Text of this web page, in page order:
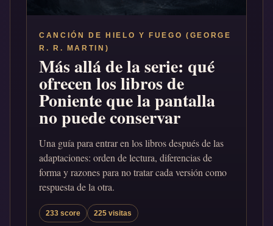
CANCIÓN DE HIELO Y FUEGO (GEORGE
R. R. MARTIN)
Más allá de la serie: qué
ofrecen los libros de
Poniente que la pantalla
no puede conservar
Una guía para entrar en los libros después de las
adaptaciones: orden de lectura, diferencias de
forma y razones para no tratar cada versión como
respuesta de la otra.
233 score 225 visitas